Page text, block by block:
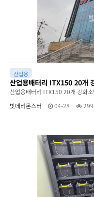
산업용
산업용배터리 ITX150 20개
산업용배터리 ITX150 20개 강화
밧데리몬스터
04-28